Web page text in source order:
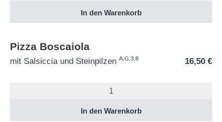
Pizza Boscaiola
mit Salsiccia und Steinpilzen A,G,3,8 16,50 €